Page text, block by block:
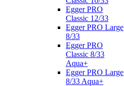
Egger PRO
Classic 12/33
Egger PRO Large
8/33
Egger PRO
Classic 8/33
Aqua+
Egger PRO Large
8/33 Aqua+